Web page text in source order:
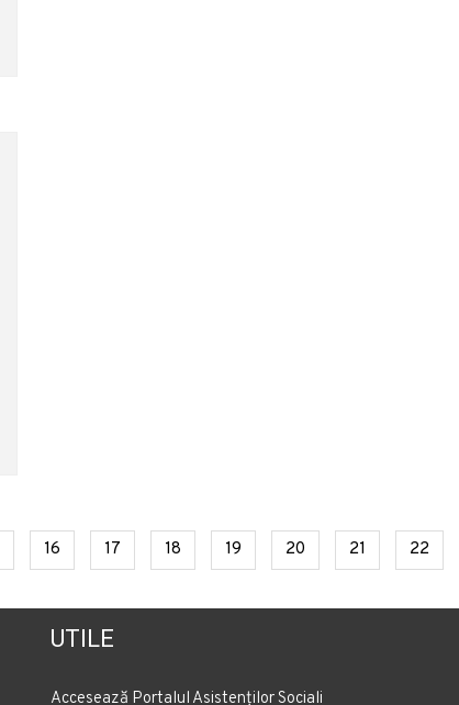
(current)
16 (current)
17 (current)
18 (current)
19 (current)
20 (current)
21 (current)
22
UTILE
Accesează Portalul Asistenților Sociali